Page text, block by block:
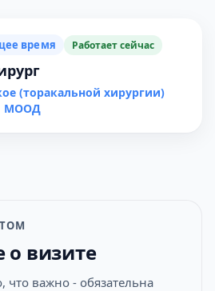
время Работает сейчас
(торакальной хирургии)
МООД
о визите
что важно - обязательна